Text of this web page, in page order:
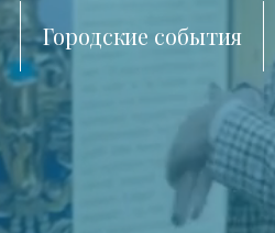
Городские события